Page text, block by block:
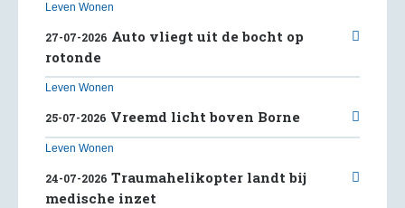
Leven Wonen
27-07-2026 Auto vliegt uit de bocht op
rotonde
Leven Wonen
25-07-2026 Vreemd licht boven Borne
Leven Wonen
24-07-2026 Traumahelikopter landt bij
medische inzet